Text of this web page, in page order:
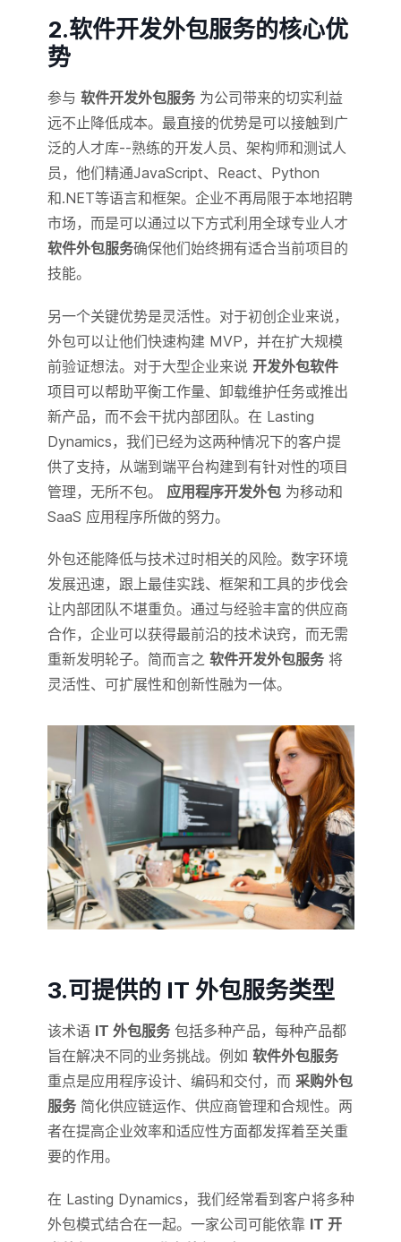
2.软件开发外包服务的核心优
势
参与 软件开发外包服务为公司带来的切实利益
远不止降低成本。最直接的优势是可以接触到广
泛的人才库--熟练的开发人员、架构师和测试人
员，他们精通JavaScript、React、Python
和.NET等语言和框架。企业不再局限于本地招聘
市场，而是可以通过以下方式利用全球专业人才
软件外包服务确保他们始终拥有适合当前项目的
技能。
另一个关键优势是灵活性。对于初创企业来说，
外包可以让他们快速构建 MVP，并在扩大规模
前验证想法。对于大型企业来说 开发外包软件
项目可以帮助平衡工作量、卸载维护任务或推出
新产品，而不会干扰内部团队。在 Lasting
Dynamics，我们已经为这两种情况下的客户提
供了支持，从端到端平台构建到有针对性的项目
管理，无所不包。 应用程序开发外包为移动和
SaaS 应用程序所做的努力。
外包还能降低与技术过时相关的风险。数字环境
发展迅速，跟上最佳实践、框架和工具的步伐会
让内部团队不堪重负。通过与经验丰富的供应商
合作，企业可以获得最前沿的技术诀窍，而无需
重新发明轮子。简而言之 软件开发外包服务将
灵活性、可扩展性和创新性融为一体。
3.可提供的 IT 外包服务类型
该术语 IT 外包服务包括多种产品，每种产品都
旨在解决不同的业务挑战。例如 软件外包服务
重点是应用程序设计、编码和交付，而 采购外包
服务简化供应链运作、供应商管理和合规性。两
者在提高企业效率和适应性方面都发挥着至关重
要的作用。
在 Lasting Dynamics，我们经常看到客户将多种
外包模式结合在一起。一家公司可能依靠 IT 开